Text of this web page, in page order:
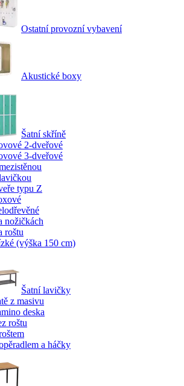
Ostatní provozní vybavení
Akustické boxy
Šatní skříně
2-dveřové
3-dveřové
typu Z
nožičkách
roštu
(výška 150 cm)
Šatní lavičky
z masivu
deska
roštu
a háčky